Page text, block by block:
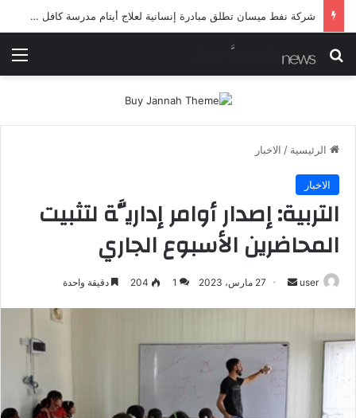
شرطة ميسان تلقي القبض على مطلقي العيارات النارية أثناء تشييع جنائزي في العمارة
بحث عن
الرئيسية / الاخبار
الاخبار
التربية: إصدار أوامر إداريَّة لتثبيت
المحاضرين الأسبوع الجاري
user
أرسل 27 مارس، 2023 1
204 دقيقة واحدة